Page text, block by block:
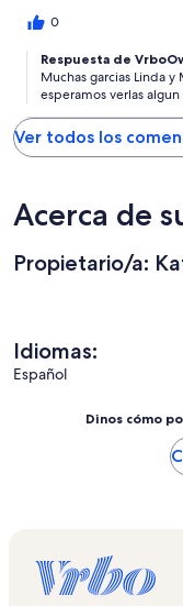
0
Respuesta de
Muchas garcias Linda
esperamos verlas
Ver todos los
Acerca de
Propietario/a:
Idiomas:
Español
Dinos cómo